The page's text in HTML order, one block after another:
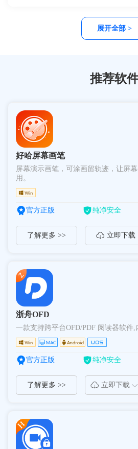
展开全部 >
推荐软
好哈屏幕画笔
屏幕演示画笔，可涂画留轨迹，让屏
用。
官方正版 纯净安全
了解更多 >> 立即下载
浙舟OFD
一款支持跨平台OFD/PDF 阅读器软件,
官方正版 纯净安全
了解更多 >> 立即下载